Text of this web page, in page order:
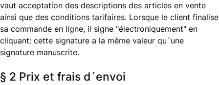
vaut acceptation des descriptions des articles en vente
ainsi que des conditions tarifaires. Lorsque le client finalise
sa commande en ligne, il signe "électroniquement" en
cliquant: cette signature a la même valeur qu´une
signature manuscrite.
§ 2 Prix et frais d´envoi